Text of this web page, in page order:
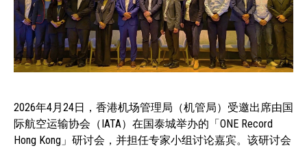
2026年4月24日，香港机场管理局（机管局）受邀出席由国
际航空运输协会（IATA）在国泰城举办的「ONE Record
Hong Kong」研讨会，并担任专家小组讨论嘉宾。该研讨会